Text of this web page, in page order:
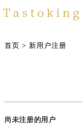
首页 > 新用户注册
尚未注册的用户